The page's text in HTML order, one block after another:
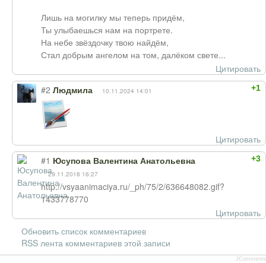
Лишь на могилку мы теперь придём,
Ты улыбаешься нам на портрете.
На небе звёздочку твою найдём,
Стал добрым ангелом на том, далёком свете...
Цитировать
+1
#2 Людмила 10.11.2024 14:01
Цитировать
+3
#1 Юсупова Валентина Анатольевна
29.11.2018 16:27
http://vsyaanimaciya.ru/_ph/75/2/636648082.gif?
1433778770
Цитировать
Обновить список комментариев
RSS лента комментариев этой записи
JComments